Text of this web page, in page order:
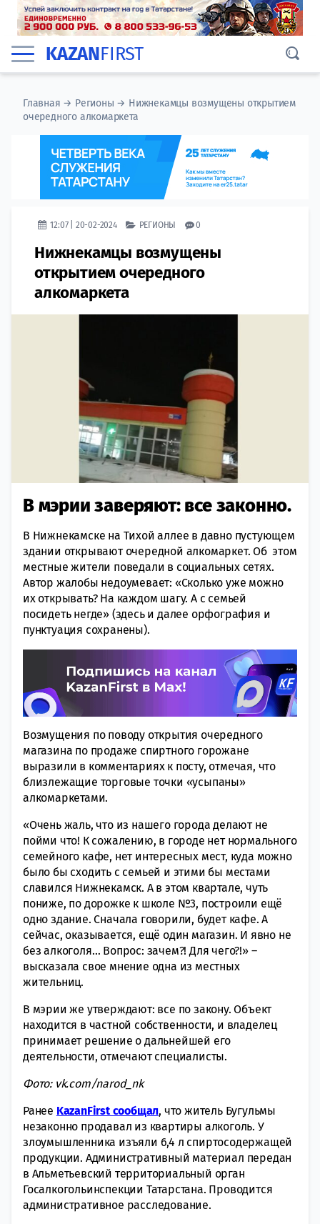
KAZANFIRST
Главная → Регионы → Нижнекамцы возмущены открытием
очередного алкомаркета
12:07 | 20-02-2024 РЕГИОНЫ 0
Нижнекамцы возмущены
открытием очередного
алкомаркета
В мэрии заверяют: все законно.
В Нижнекамске на Тихой аллее в давно пустующем
здании открывают очередной алкомаркет. Об этом
местные жители поведали в социальных сетях.
Автор жалобы недоумевает: «Сколько уже можно
их открывать? На каждом шагу. А с семьей
посидеть негде» (здесь и далее орфография и
пунктуация сохранены).
Возмущения по поводу открытия очередного
магазина по продаже спиртного горожане
выразили в комментариях к посту, отмечая, что
близлежащие торговые точки «усыпаны»
алкомаркетами.
«Очень жаль, что из нашего города делают не
пойми что! К сожалению, в городе нет нормального
семейного кафе, нет интересных мест, куда можно
было бы сходить с семьей и этими бы местами
славился Нижнекамск. А в этом квартале, чуть
пониже, по дорожке к школе №3, построили ещё
одно здание. Сначала говорили, будет кафе. А
сейчас, оказывается, ещё один магазин. И явно не
без алкоголя… Вопрос: зачем?! Для чего?!» –
высказала свое мнение одна из местных
жительниц.
В мэрии же утверждают: все по закону. Объект
находится в частной собственности, и владелец
принимает решение о дальнейшей его
деятельности, отмечают специалисты.
Фото: vk.com/narod_nk
Ранее KazanFirst сообщал, что житель Бугульмы
незаконно продавал из квартиры алкоголь. У
злоумышленника изъяли 6,4 л спиртосодержащей
продукции. Административный материал передан
в Альметьевский территориальный орган
Госалкогольинспекции Татарстана. Проводится
административное расследование.